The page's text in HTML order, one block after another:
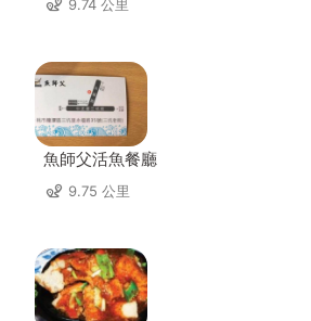
9.74 公里
魚師父活魚餐廳
9.75 公里